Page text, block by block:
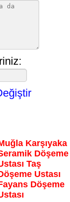
Karşıyaka
Döşeme
Taş
Ustası
Döşeme